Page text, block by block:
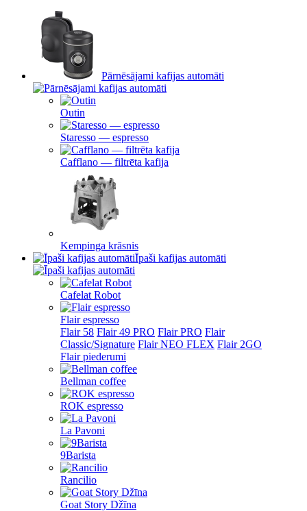
Pārnēsājami kafijas automāti
Outin
Staresso — espresso
Cafflano — filtrēta kafija
Kempinga krāsnis
Īpaši kafijas automāti
Cafelat Robot
Flair espresso
Flair 58 Flair 49 PRO Flair PRO Flair
Classic/Signature Flair NEO FLEX Flair 2GO
Flair piederumi
Bellman coffee
ROK espresso
La Pavoni
9Barista
Rancilio
Goat Story Džīna